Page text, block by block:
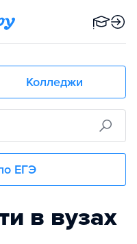
Колледжи
ЕГЭ
в вузах